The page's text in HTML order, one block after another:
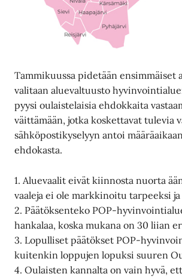
Tammikuussa pidetään ensimmäiset
valitaan aluevaltuusto
pyysi oulaistelaisia ehdokkaita
väittämään, jotka koskettavat tulevia
sähköpostikyselyyn antoi
ehdokasta.
1. Aluevaalit eivät kiinnosta nuorta
vaaleja ei ole markkinoitu tarpeeksi ja
2. Päätöksenteko POP-
hankalaa, koska mukana on 30 liian
3. Lopulliset päätökset POP-
kuitenkin loppujen lopuksi suuren
4. Oulaisten kannalta on vain hyvä,